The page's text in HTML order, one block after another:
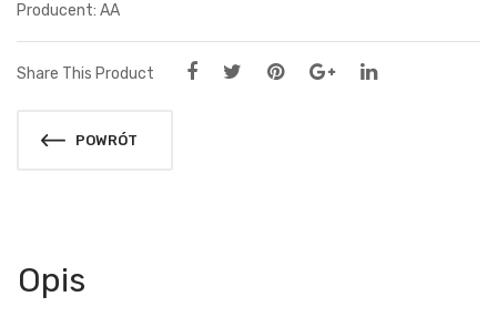
AA
Share This Product
POWRÓT
Opis